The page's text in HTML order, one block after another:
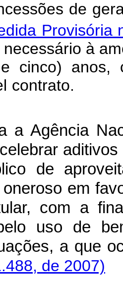
de
Provisória
à
cinco) anos,
contrato.
a Agência
de
em
com a
uso de
a que
de 2007)